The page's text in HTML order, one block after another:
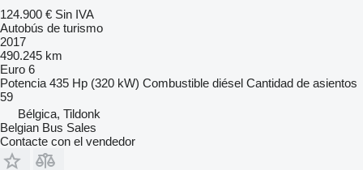
124.900 € Sin IVA
Autobús de turismo
2017
490.245 km
Euro 6
Potencia 435 Hp (320 kW) Combustible diésel Cantidad de asientos
59
Bélgica, Tildonk
Belgian Bus Sales
Contacte con el vendedor